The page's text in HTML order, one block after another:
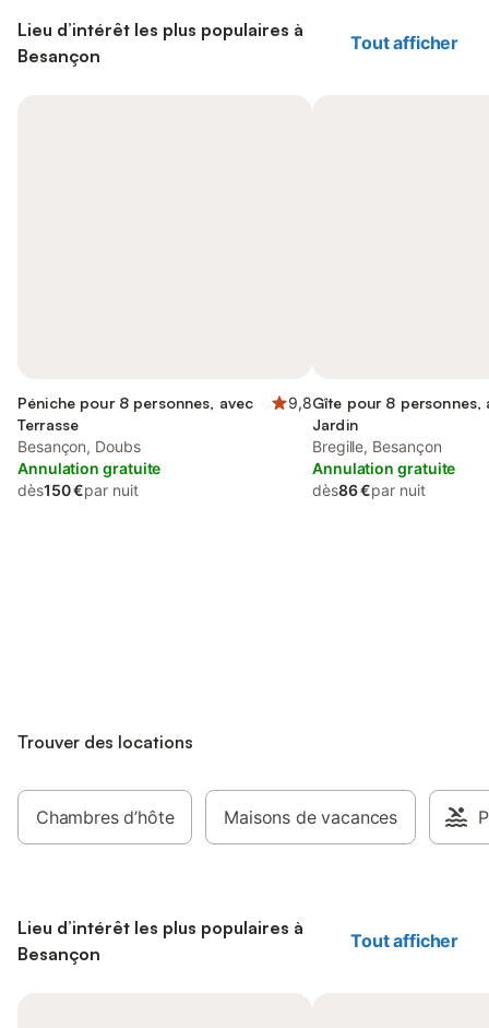
Lieu d’intérêt les plus populaires à
Besançon
Tout afficher
Péniche pour 8 personnes, avec
Terrasse
9,8
Besançon, Doubs
Annulation gratuite
dès150 €par nuit
Gîte pour 8 personnes,
Jardin
Bregille, Besançon
Annulation gratuite
dès86 €par nuit
Trouver des locations
Chambres d’hôte Maisons de vacances
Lieu d’intérêt les plus populaires à
Besançon
Tout afficher